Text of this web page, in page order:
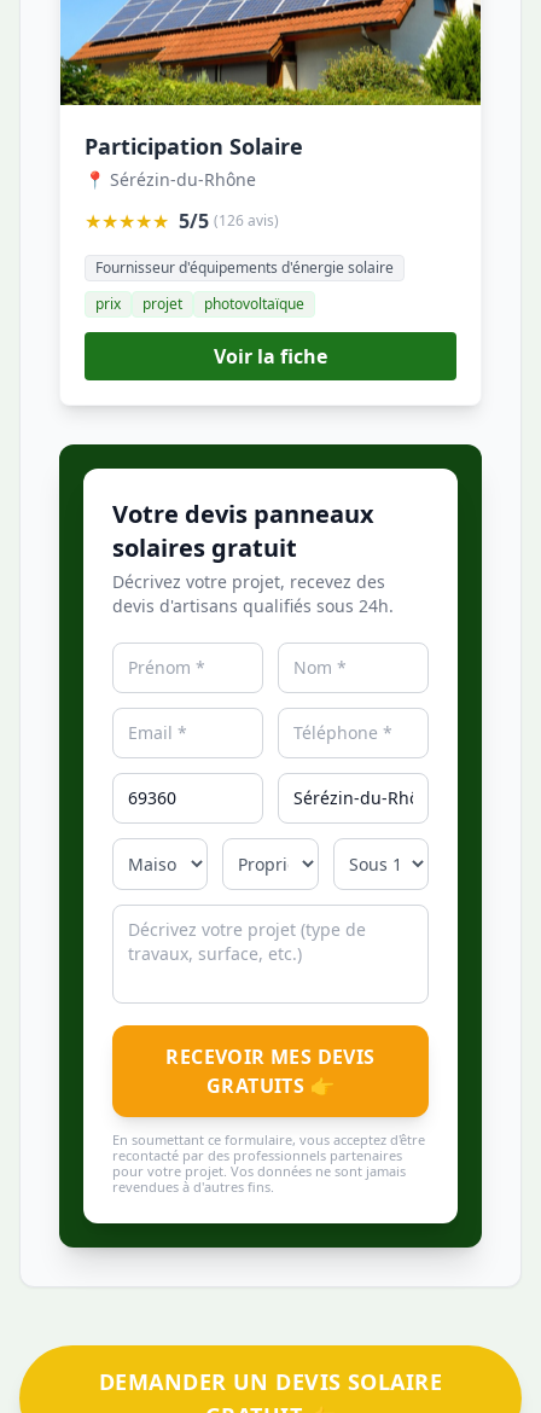
Participation Solaire
📍 Sérézin-du-Rhône
★★★★★ 5/5 (126 avis)
Fournisseur d'équipements d'énergie solaire
prix
projet photovoltaïque
Voir la fiche
Votre devis panneaux
solaires gratuit
Décrivez votre projet, recevez des
devis d'artisans qualifiés sous 24h.
RECEVOIR MES DEVIS
GRATUITS 👉
En soumettant ce formulaire, vous acceptez d'être
recontacté par des professionnels partenaires
pour votre projet. Vos données ne sont jamais
revendues à d'autres fins.
DEMANDER UN DEVIS SOLAIRE